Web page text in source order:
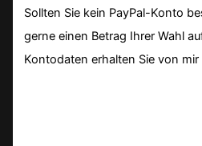
Sollten Sie kein PayPal-Konto
gerne einen Betrag Ihrer Wahl
Kontodaten erhalten Sie von mir